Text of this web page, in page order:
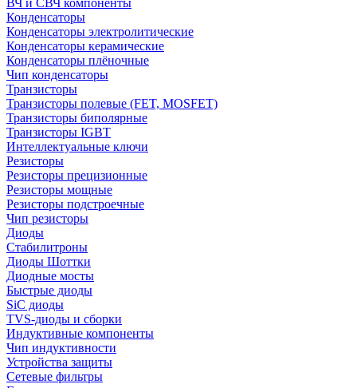
ВЧ и СВЧ компоненты
Конденсаторы
Конденсаторы электролитические
Конденсаторы керамические
Конденсаторы плёночные
Чип конденсаторы
Транзисторы
Транзисторы полевые (FET, MOSFET)
Транзисторы биполярные
Транзисторы IGBT
Интеллектуальные ключи
Резисторы
Резисторы прецизионные
Резисторы мощные
Резисторы подстроечные
Чип резисторы
Диоды
Стабилитроны
Диоды Шоттки
Диодные мосты
Быстрые диоды
SiC диоды
TVS-диоды и сборки
Индуктивные компоненты
Чип индуктивности
Устройства защиты
Сетевые фильтры